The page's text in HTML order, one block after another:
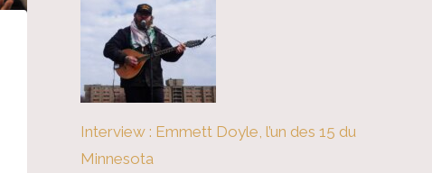
Interview : Emmett Doyle, l’un des 15 du
Minnesota